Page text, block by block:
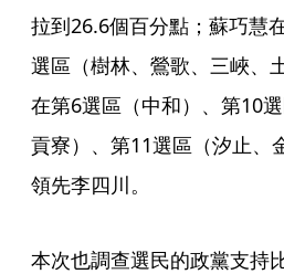
拉到26.6個百分點；蘇巧慧
選區（樹林、鶯歌、三峽、
在第6選區（中和）、第10
貢寮）、第11選區（汐止、
領先李四川。
本次也調查選民的政黨支持